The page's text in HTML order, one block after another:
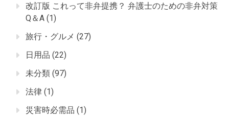
改訂版 これって非弁提携？ 弁護士のための非弁対策
Q＆A (1)
旅行・グルメ (27)
日用品 (22)
未分類 (97)
法律 (1)
災害時必需品 (1)